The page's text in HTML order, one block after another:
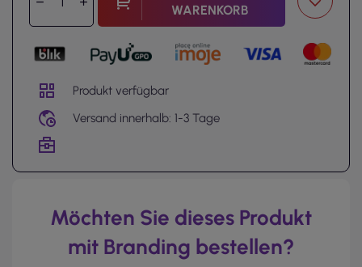
WARENKORB
Produkt verfügbar
Versand innerhalb: 1-3 Tage
Möchten Sie dieses Produkt
mit Branding bestellen?